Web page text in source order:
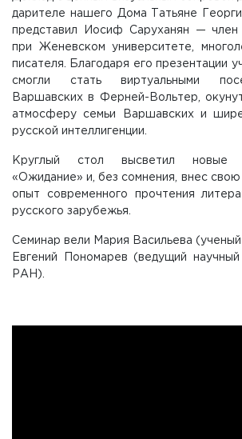
дарителе нашего Дома Татьяне
представил Иосиф Саруханян — член
при Женевском университете,
писателя. Благодаря его презентации
смогли стать виртуальными
Варшавских в Ферней-Вольтер,
атмосферу семьи Варшавских и
русской интеллигенции.
Круглый стол высветил новые
«Ожидание» и, без сомнения, внес
опыт современного прочтения
русского зарубежья.
Семинар вели Мария Васильева
Евгений Пономарев (ведущий
РАН).